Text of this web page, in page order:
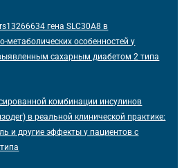
гена SLC30A8 в
метаболических особенностей у
сахарным диабетом 2 типа
комбинации инсулинов
в реальной клинической практике:
и другие эффекты у пациентов с